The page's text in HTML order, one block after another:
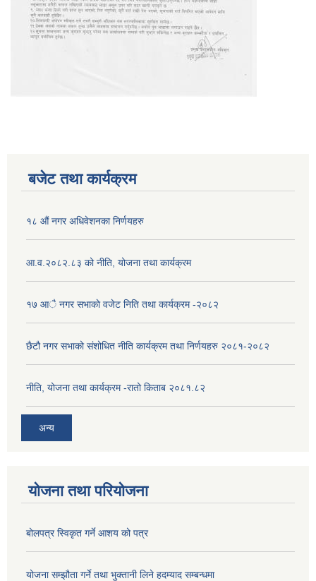
बजेट तथा कार्यक्रम
१८ औं नगर अधिवेशनका निर्णयहरु
आ.व.२०८२.८३ को नीति, योजना तथा कार्यक्रम
१७ आै नगर सभाकाे वजेट निति तथा कार्यक्रम -२०८२
छैटौ नगर सभाको संशोधित नीति कार्यक्रम तथा निर्णयहरु २०८१-२०८२
नीति, योजना तथा कार्यक्रम -रातो किताब २०८१.८२
अन्य
योजना तथा परियोजना
बोलपत्र स्विकृत गर्ने आशय को पत्र
योजना सम्झौता गर्ने तथा भुक्तानी लिने हदम्याद सम्बन्धमा